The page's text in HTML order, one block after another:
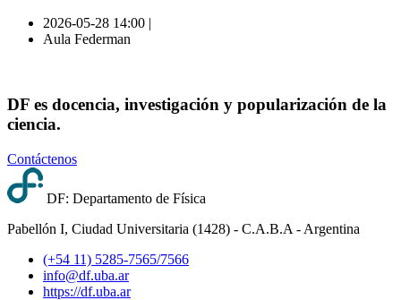
2026-05-28 14:00 |
Aula Federman
DF es docencia, investigación y popularización de la
ciencia.
Contáctenos
DF: Departamento de Física
Pabellón I, Ciudad Universitaria (1428) - C.A.B.A - Argentina
(+54 11) 5285-7565/7566
info@df.uba.ar
https://df.uba.ar